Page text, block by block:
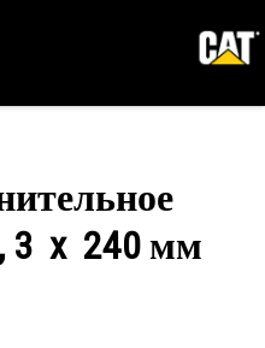
3 x 240 мм